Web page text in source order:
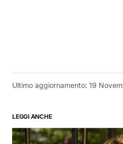
Ultimo aggiornamento: 19
LEGGI ANCHE